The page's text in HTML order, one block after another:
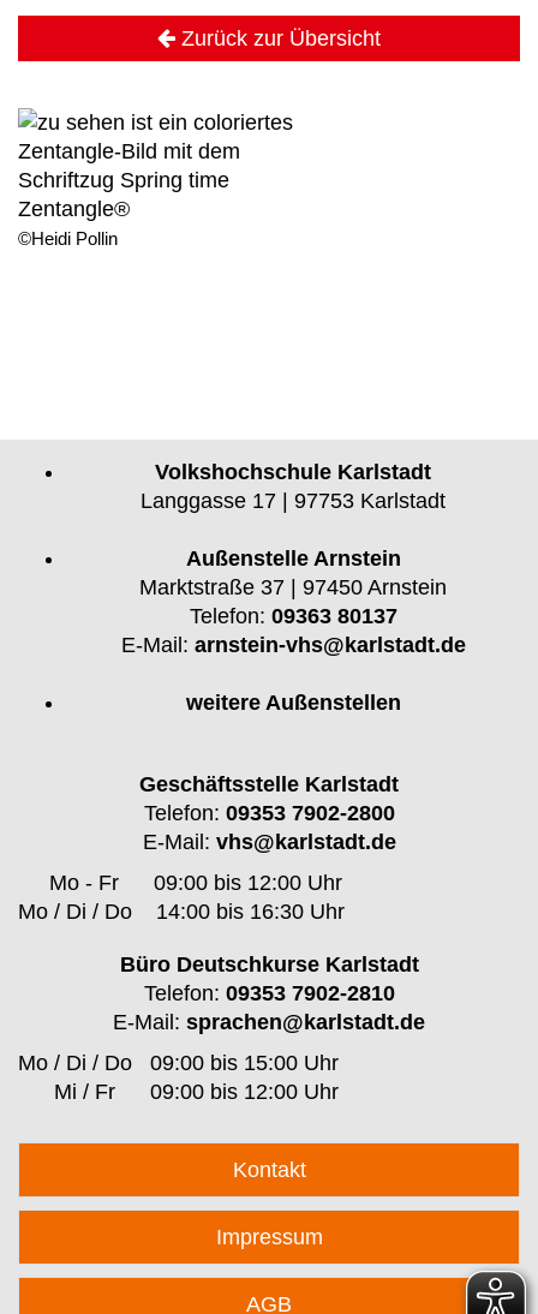
Zurück zur Übersicht
Zentangle®
©Heidi Pollin
Volkshochschule Karlstadt
Langgasse 17 | 97753 Karlstadt
Außenstelle Arnstein
Marktstraße 37 | 97450 Arnstein
Telefon: 09363 80137
E-Mail: arnstein-vhs@karlstadt.de
weitere Außenstellen
Geschäftsstelle Karlstadt
Telefon: 09353 7902-2800
E-Mail: vhs@karlstadt.de
Mo - Fr
09:00 bis 12:00 Uhr
Mo / Di / Do
14:00 bis 16:30 Uhr
Büro Deutschkurse Karlstadt
Telefon: 09353 7902-2810
E-Mail: sprachen@karlstadt.de
Mo / Di / Do 09:00 bis 15:00 Uhr
Mi / Fr
09:00 bis 12:00 Uhr
Kontakt
Impressum
AGB